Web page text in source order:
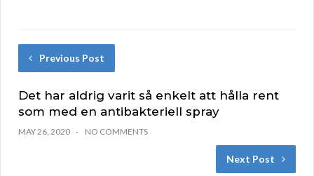
Previous Post
Det har aldrig varit så enkelt att hålla rent
som med en antibakteriell spray
MAY 26, 2020 NO COMMENTS
Next Post